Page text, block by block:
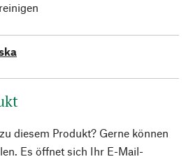
diesem Produkt? Gerne können
Es öffnet sich Ihr E-Mail-